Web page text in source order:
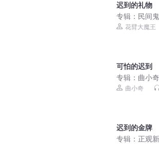
迟到的礼物
专辑： 民间
花臂大魔王
可怕的迟到
专辑： 曲小
学生笑话|睡
曲小奇
迟到的金牌
专辑： 正观